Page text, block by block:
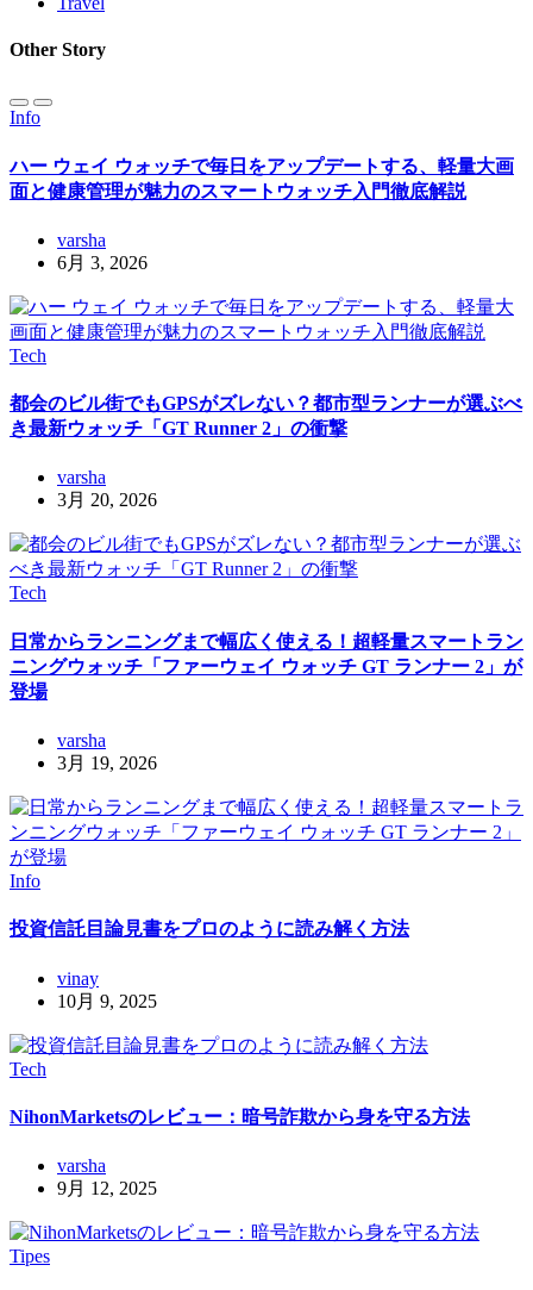
Other Story
Info
ハー ウェイ ウォッチで毎日をアップデートする、軽量大画
面と健康管理が魅力のスマートウォッチ入門徹底解説
varsha
6月 3, 2026
Tech
都会のビル街でもGPSがズレない？都市型ランナーが選ぶべ
き最新ウォッチ「GT Runner 2」の衝撃
varsha
3月 20, 2026
Tech
日常からランニングまで幅広く使える！超軽量スマートラン
ニングウォッチ「ファーウェイ ウォッチ GT ランナー 2」が
登場
varsha
3月 19, 2026
Info
投資信託目論見書をプロのように読み解く方法
vinay
10月 9, 2025
Tech
NihonMarketsのレビュー：暗号詐欺から身を守る方法
varsha
9月 12, 2025
Tipes